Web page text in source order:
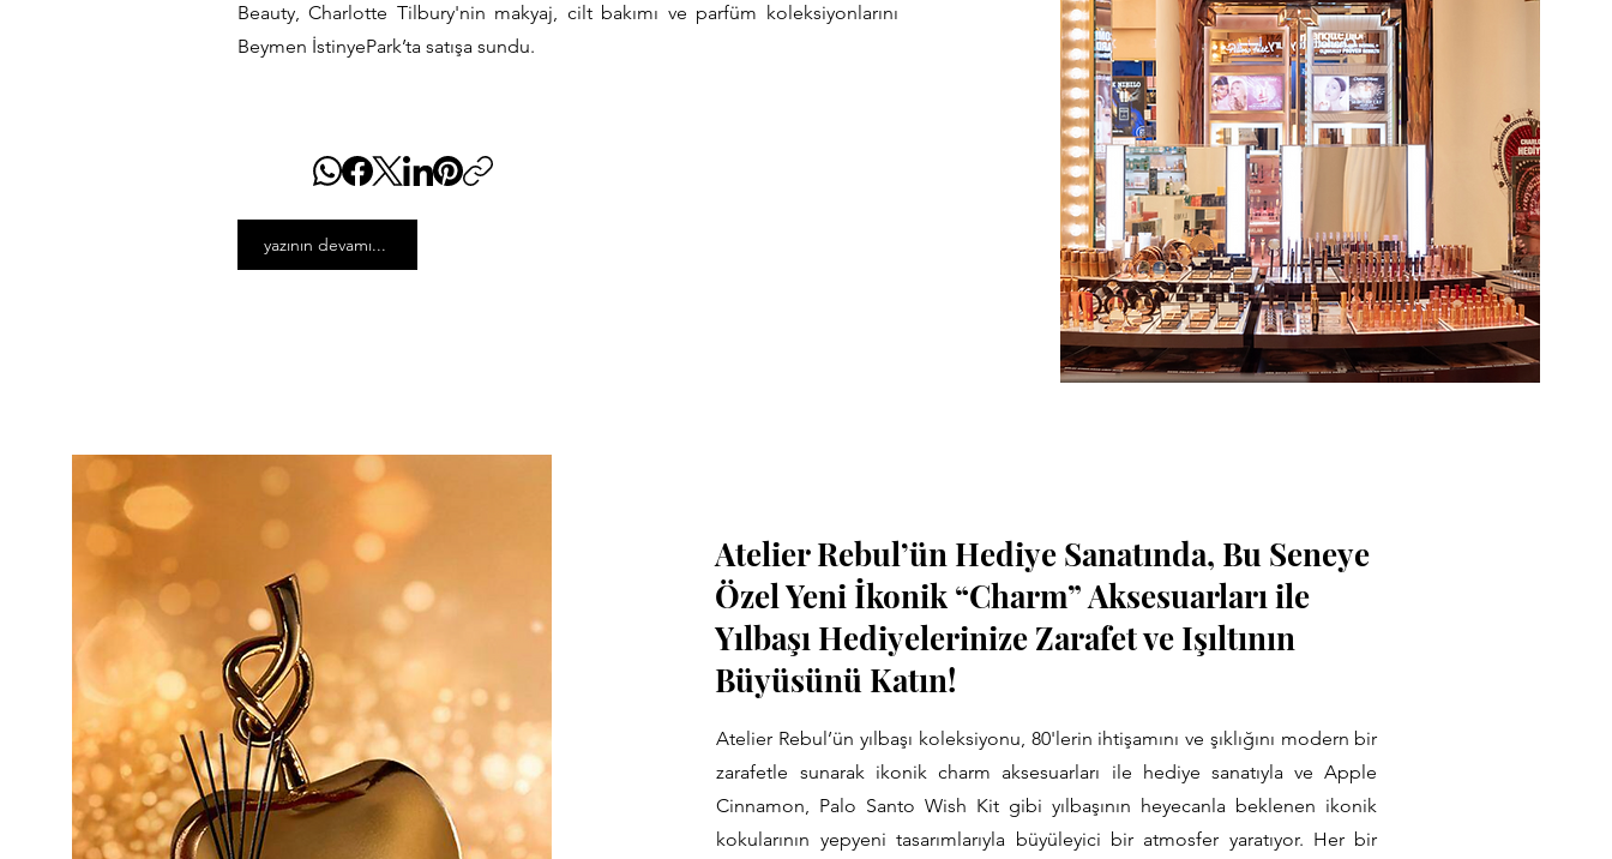
Beauty, Charlotte Tilbury'nin makyaj, cilt bakımı ve parfüm koleksiyonlarını
Beymen İstinyePark’ta satışa sundu.
yazının devamı...
Atelier Rebul’ün Hediye Sanatında, Bu Seneye
Özel Yeni İkonik “Charm” Aksesuarları ile
Yılbaşı Hediyelerinize Zarafet ve Işıltının
Büyüsünü Katın!
Atelier Rebul’ün yılbaşı koleksiyonu, 80'lerin ihtişamını ve şıklığını modern bir
zarafetle sunarak ikonik charm aksesuarları ile hediye sanatıyla ve Apple
Cinnamon, Palo Santo Wish Kit gibi yılbaşının heyecanla beklenen ikonik
kokularının yepyeni tasarımlarıyla büyüleyici bir atmosfer yaratıyor. Her bir